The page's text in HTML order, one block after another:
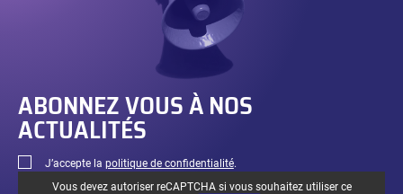
ABONNEZ VOUS À NOS
ACTUALITÉS
J’accepte la politique de confidentialité.
Vous devez autoriser reCAPTCHA si vous souhaitez utiliser ce